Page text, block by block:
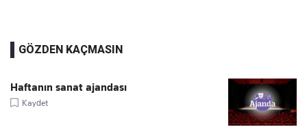
GÖZDEN KAÇMASIN
Haftanın sanat ajandası
Kaydet